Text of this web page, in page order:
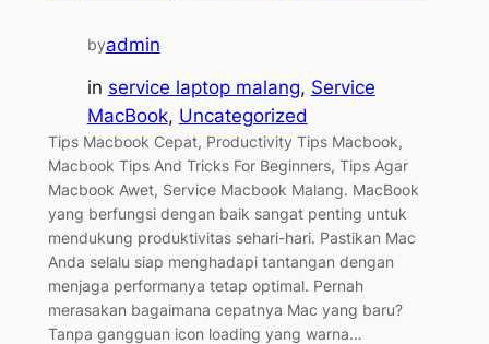
byadmin
in service laptop malang, Service
MacBook, Uncategorized
Tips Macbook Cepat, Productivity Tips Macbook,
Macbook Tips And Tricks For Beginners, Tips Agar
Macbook Awet, Service Macbook Malang. MacBook
yang berfungsi dengan baik sangat penting untuk
mendukung produktivitas sehari-hari. Pastikan Mac
Anda selalu siap menghadapi tantangan dengan
menjaga performanya tetap optimal. Pernah
merasakan bagaimana cepatnya Mac yang baru?
Tanpa gangguan icon loading yang warna…